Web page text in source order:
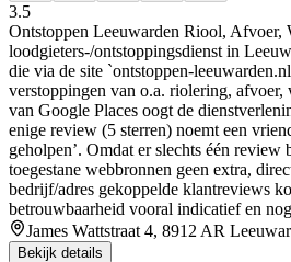
3.5
Ontstoppen Leeuwarden Riool, Afvoer,
loodgieters-/ontstoppingsdienst in
die via de site `ontstoppen-
verstoppingen van o.a. riolering, afvoer,
van Google Places oogt de
enige review (5 sterren) noemt een
geholpen’. Omdat er slechts één review
toegestane webbronnen geen extra,
bedrijf/adres gekoppelde klantreviews
betrouwbaarheid vooral indicatief en
James Wattstraat 4, 8912 AR
Bekijk details